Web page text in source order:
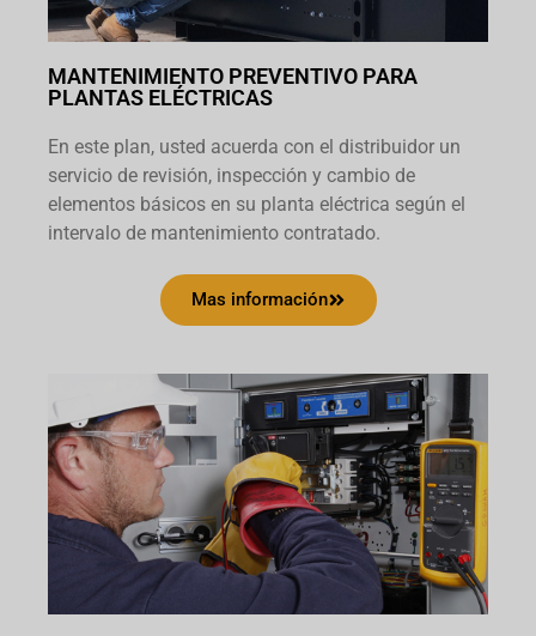
MANTENIMIENTO PREVENTIVO PARA
PLANTAS ELÉCTRICAS
En este plan, usted acuerda con el distribuidor un
servicio de revisión, inspección y cambio de
elementos básicos en su planta eléctrica según el
intervalo de mantenimiento contratado.
Mas información